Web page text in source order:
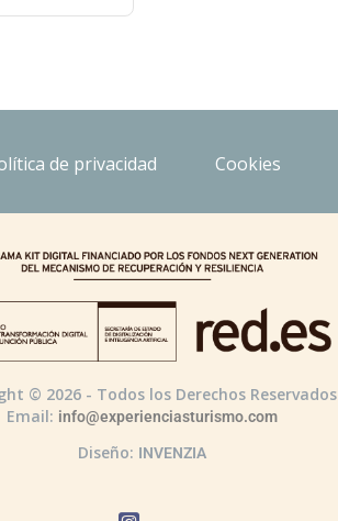
de privacidad Cookies
© 2026 - Todos los Derechos Reservados
Email: info@experienciasturismo.com
Diseño: INVENZIA